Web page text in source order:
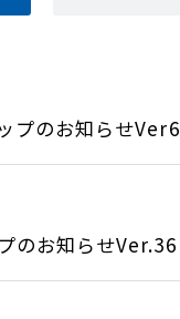
プのお知らせVer6
のお知らせVer.36